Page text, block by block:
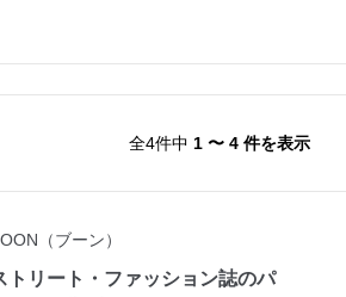
全4件中 1 〜 4 件を表示
（ブーン）
トリート・ファッション誌のパ